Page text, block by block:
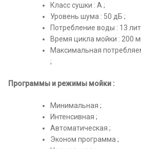
Класс сушки : А ;
Уровень шума : 50 дБ ;
Потребление воды : 13
Время цикла мойки : 200
Максимальная
;
Программы и режимы мойки :
Минимальная ;
Интенсивная ;
Автоматическая ;
Эконом программа ;